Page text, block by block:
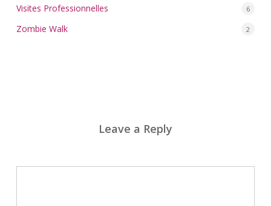
Visites Professionnelles 6
Zombie Walk 2
Leave a Reply